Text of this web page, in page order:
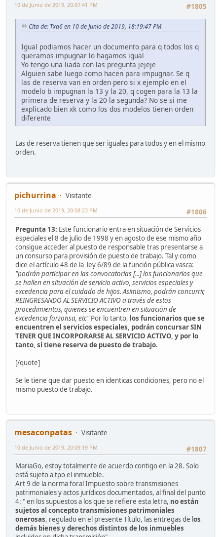
#1805
10 de Junio de 2019, 20:07:41 PM
Cita de: Txa6 en 10 de Junio de 2019, 18:19:47 PM
Igual podiamos hacer un documento para q todos los q
queramos impugnar lo hagamos igual
Yo tengo una liada con las pregunta jejeje
Alguien sabe luego como hacen para impugnar. Se q
las de reserva van en orden pero si x ejemplo en el
modelo b impugnan la 13 y la 20, q cogen para la 13 la
primera de reserva y la 20 la segunda? No se si me
explicado bien xk como los dos modelos tienen orden
diferente
Las de reserva tienen que ser iguales para todos y en el mismo
orden.
pichurrina
Visitante
#1806
10 de Junio de 2019, 20:08:23 PM
Pregunta 13: Este funcionario entra en situación de Servicios
especiales el 8 de julio de 1998 y en agosto de ese mismo año
consigue acceder al puesto de responsable tras presentarse a
un consurso para provisión de puesto de trabajo. Tal y como
dice el artículo 48 de la ley 6/89 de la función pública vasca:
"podrán participar en las convocatorias [...] los funcionarios que
se hallen en situación de servicio activo, servicios especiales y
excedencia para el cuidado de hijos. Asimismo, podrán concurrir,
REINGRESANDO AL SERVICIO ACTIVO a través de estos
procedimientos, quienes se encuentren en situación de
excedencia forzonsa, etc"Por lo tanto, los funcionarios que se
encuentren el servicios especiales, podrán concursar SIN
TENER QUE INCORPORARSE AL SERVICIO ACTIVO, y por lo
tanto, sí tiene reserva de puesto de trabajo.
[/quote]
Se le tiene que dar puesto en identicas condiciones, pero no el
mismo puesto de trabajo.
mesaconpatas
Visitante
#1807
10 de Junio de 2019, 20:09:19 PM
MariaGo, estoy totalmente de acuerdo contigo en la 28. Solo
está sujeto a tpo el inmueble.
Art 9 de la norma foral Impuesto sobre transmisiones
patrimoniales y actos jurídicos documentados, al final del punto
4: " en los supuestos a los que se refiere esta letra, no están
sujetos al concepto transmisiones patrimoniales
onerosas, regulado en el presente Título, las entregas de l os
demás bienes y derechos distintos de los inmuebles